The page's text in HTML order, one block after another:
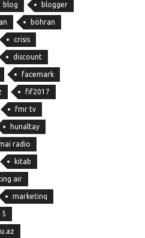
blog blogger
böhran
crisis
discount
facemark
fif2017
fmr tv
hunaltay
radio
kitab
air
marketinq